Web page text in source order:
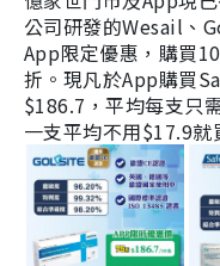
公司研發的Wesail、
App限定優惠，購買
折。現凡於App購買
$186.7，平均每支只
一支平均不用$17.9就